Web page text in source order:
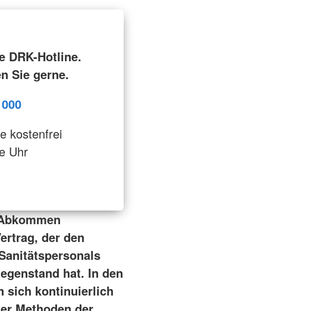
DRK-Hotline.
Sie gerne.
kostenfrei
Uhr
der den
hat. In den
sich kontinuierlich